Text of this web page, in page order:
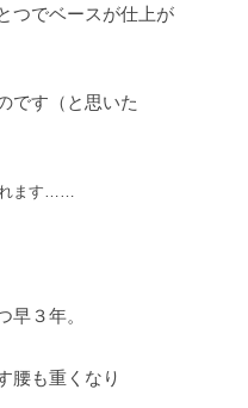
つでベースが仕上が
です（と思いた
ます……
早３年。
腰も重くなり